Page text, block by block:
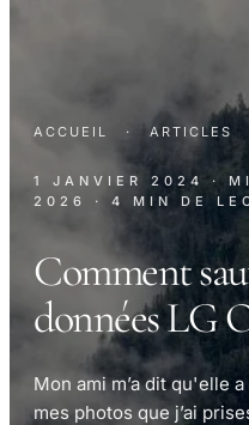
ACCUEIL · ARTICLES
1 JANVIER 2024 ·
2026
· 4 MIN DE
Comment
données LG
Mon ami m’a dit qu'elle
mes photos que j’ai